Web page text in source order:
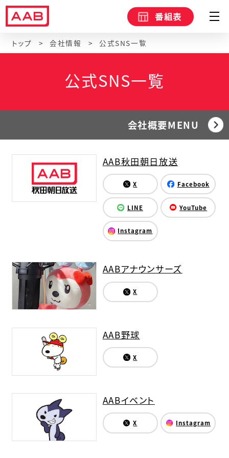
番組表
トップ 会社情報 公式SNS一覧
公式SNS一覧
会社概要MENU
AAB秋田朝日放送
X Facebook
LINE YouTube
Instagram
AABアナウンサーズ
X
AAB野球
X
AABイベント
X Instagram